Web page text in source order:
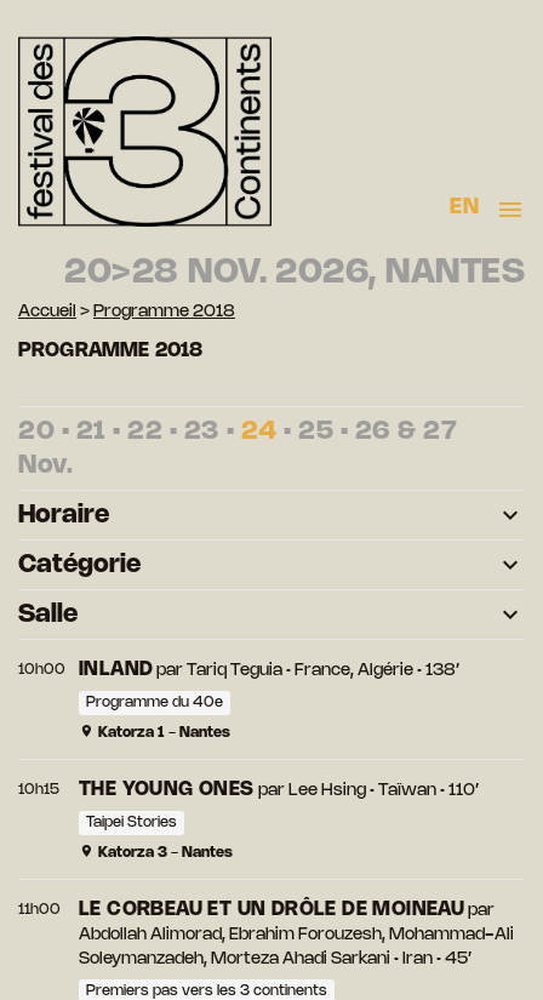
EN
20>28 NOV. 2026, NANTES
Accueil > Programme 2018
PROGRAMME 2018
20 • 21 •22 • 23 • 24 •25 • 26 &27
Nov.
Horaire
Catégorie
Salle
10h00 INLAND par Tariq Teguia • France, Algérie • 138’
Programme du 40e
Katorza 1 - Nantes
10h15 THE YOUNG ONES par Lee Hsing• Taïwan • 110’
Taipei Stories
Katorza 3 - Nantes
11h00 LE CORBEAU ET UN DRÔLE DE MOINEAU par
Abdollah Alimorad, Ebrahim Forouzesh, Mohammad-Ali
Soleymanzadeh, Morteza Ahadi Sarkani • Iran • 45’
Premiers pas vers les 3 continents